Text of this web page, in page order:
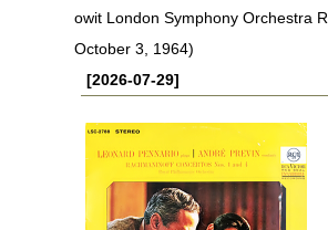
owit London Symphony Orchestra
October 3, 1964)
[2026-07-29]